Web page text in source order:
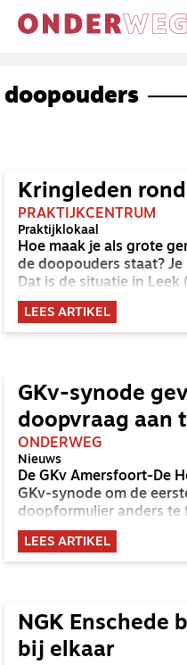
doopouders
Kringleden
PRAKTIJKCENTRUM
Praktijklokaal
Hoe maak je als grote
de doopouders staat?
Dat is de situatie in Leek
LEES ARTIKEL
GKv-synode
doopvraag aan
ONDERWEG
Nieuws
De GKv Amersfoort-De
GKv-synode om de
doopformulier anders te
LEES ARTIKEL
NGK Enschede
bij elkaar